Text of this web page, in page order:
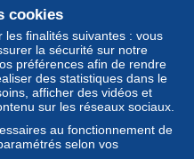
de la République *
$US
Professionnel
cookies
les finalités suivantes : vous
la sécurité sur notre
préférences afin de rendre
des statistiques dans le
afficher des vidéos et
sur les réseaux sociaux.
au fonctionnement de
selon vos